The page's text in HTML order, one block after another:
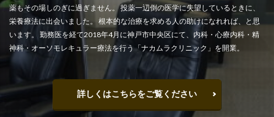
薬もその場しのぎに過ぎません。 投薬一辺倒の医学に失望しているときに、
栄養療法に出会いました。 根本的な治療を求める人の助けになれれば、と思
います。 勤務医を経て2018年4月に神戸市中央区にて、内科・心療内科・精
神科・オーソモレキュラー療法を行う「ナカムラクリニック」を開業。
詳しくはこちらをご覧ください